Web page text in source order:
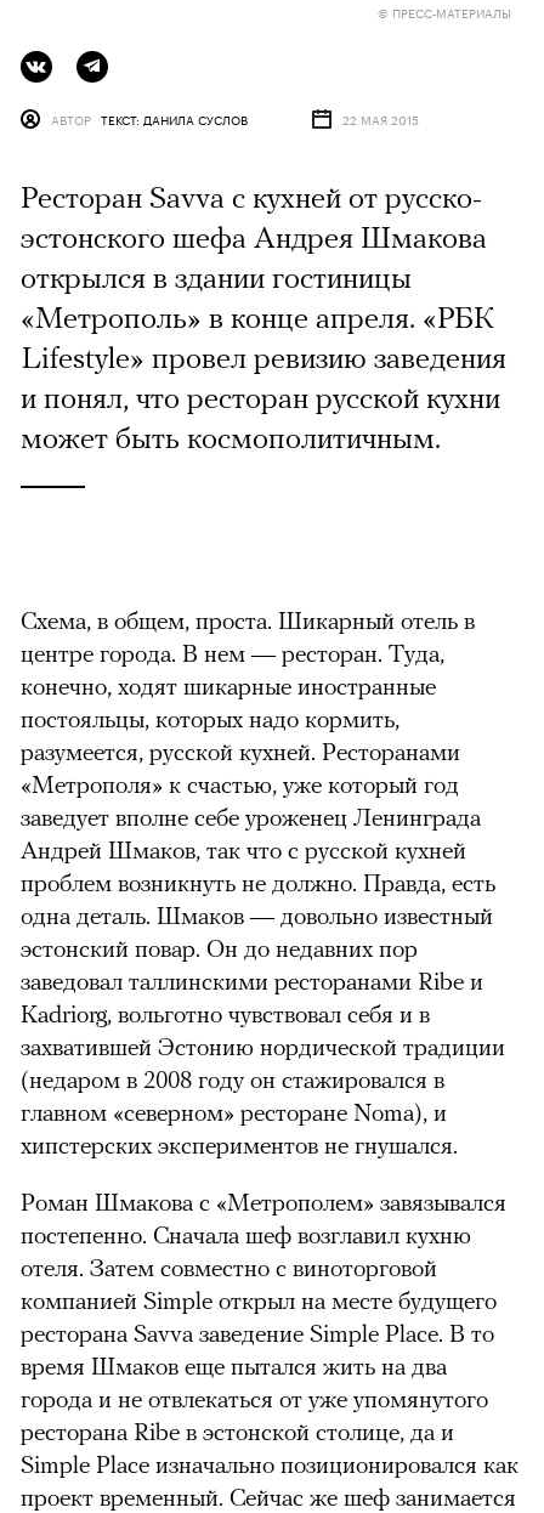
© ПРЕСС-МАТЕРИАЛЫ
АВТОР ТЕКСТ: ДАНИЛА СУСЛОВ 22 МАЯ 2015
Ресторан Savva с кухней от русско-
эстонского шефа Андрея Шмакова
открылся в здании гостиницы
«Метрополь» в конце апреля. «РБК
Lifestyle» провел ревизию заведения
и понял, что ресторан русской кухни
может быть космополитичным.
Схема, в общем, проста. Шикарный отель в
центре города. В нем — ресторан. Туда,
конечно, ходят шикарные иностранные
постояльцы, которых надо кормить,
разумеется, русской кухней. Ресторанами
«Метрополя» к счастью, уже который год
заведует вполне себе уроженец Ленинграда
Андрей Шмаков, так что с русской кухней
проблем возникнуть не должно. Правда, есть
одна деталь. Шмаков — довольно известный
эстонский повар. Он до недавних пор
заведовал таллинскими ресторанами Ribe и
Kadriorg, вольготно чувствовал себя и в
захватившей Эстонию нордической традиции
(недаром в 2008 году он стажировался в
главном «северном» ресторане Noma), и
хипстерских экспериментов не гнушался.
Роман Шмакова с «Метрополем» завязывался
постепенно. Сначала шеф возглавил кухню
отеля. Затем совместно с виноторговой
компанией Simple открыл на месте будущего
ресторана Savva заведение Simple Place. В то
время Шмаков еще пытался жить на два
города и не отвлекаться от уже упомянутого
ресторана Ribe в эстонской столице, да и
Simple Place изначально позиционировался как
проект временный. Сейчас же шеф занимается